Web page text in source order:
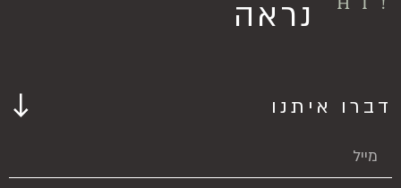
נראה
דברו איתנו